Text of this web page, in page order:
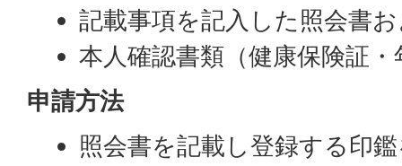
記載事項を記入した照会書
本人確認書類（健康保険証
申請方法
照会書を記載し登録する印